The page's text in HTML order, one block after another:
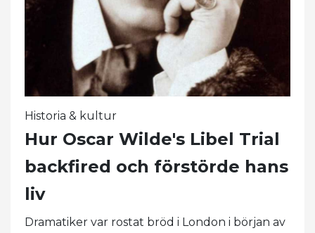
Historia & kultur
Hur Oscar Wilde's Libel Trial
backfired och förstörde hans
liv
Dramatiker var rostat bröd i London i början av